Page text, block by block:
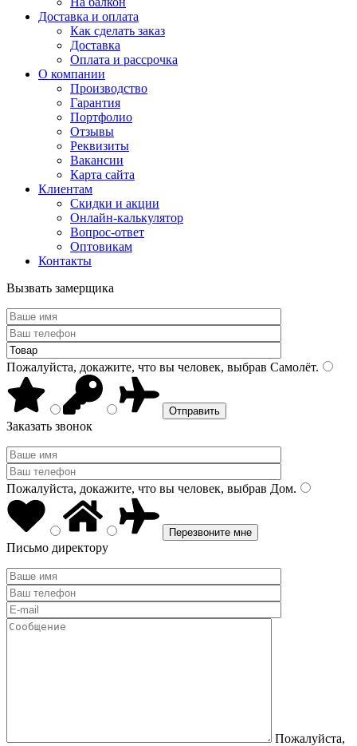
Доставка и оплата
Как сделать заказ
Доставка
Оплата и рассрочка
О компании
Производство
Гарантия
Портфолио
Отзывы
Реквизиты
Вакансии
Карта сайта
Клиентам
Скидки и акции
Онлайн-калькулятор
Вопрос-ответ
Оптовикам
Контакты
Вызвать замерщика
Пожалуйста, докажите, что вы человек, выбрав Самолёт.
Заказать звонок
Пожалуйста, докажите, что вы человек, выбрав Дом.
Письмо директору
Пожалуйста,